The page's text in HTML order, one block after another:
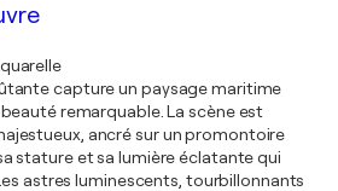
capture un paysage maritime
remarquable. La scène est
ancré sur un promontoire
stature et sa lumière éclatante qui
astres luminescents, tourbillonnants